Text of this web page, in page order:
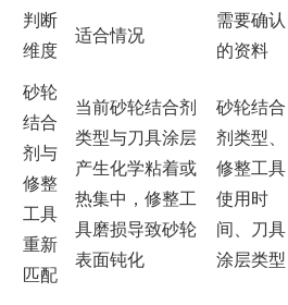
判断
维度
适合情况
需要确认
的资料
砂轮
结合
剂与
修整
工具
重新
匹配
当前砂轮结合剂
类型与刀具涂层
产生化学粘着或
热集中，修整工
具磨损导致砂轮
表面钝化
砂轮结合
剂类型、
修整工具
使用时
间、刀具
涂层类型